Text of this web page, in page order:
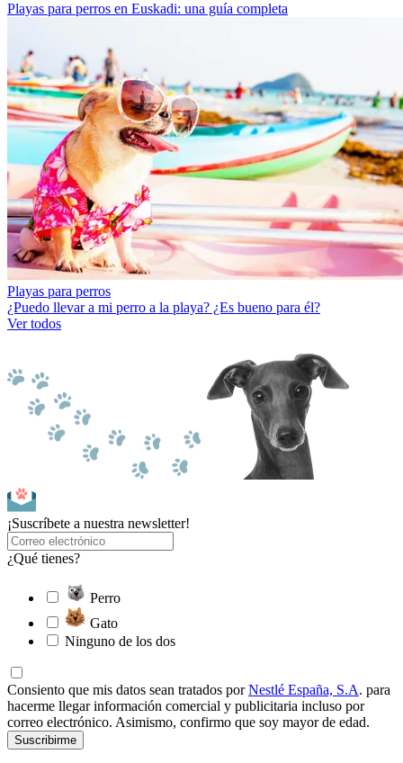
Playas para perros en Euskadi: una guía completa
Playas para perros
¿Puedo llevar a mi perro a la playa? ¿Es bueno para él?
Ver todos
¡Suscríbete a nuestra newsletter!
¿Qué tienes?
Perro
Gato
Ninguno de los dos
Consiento que mis datos sean tratados porNestlé España, S.A. para
hacerme llegar información comercial y publicitaria incluso por
correo electrónico. Asimismo, confirmo que soy mayor de edad.
Suscribirme